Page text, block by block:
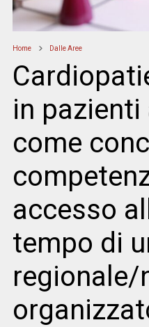
Home Dalle Aree
in pazienti
come
accesso
tempo di
regionale/